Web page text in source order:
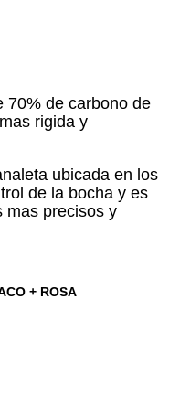
70% de carbono de
rigida y
ubicada en los
de la bocha y es
mas precisos y
+ ROSA